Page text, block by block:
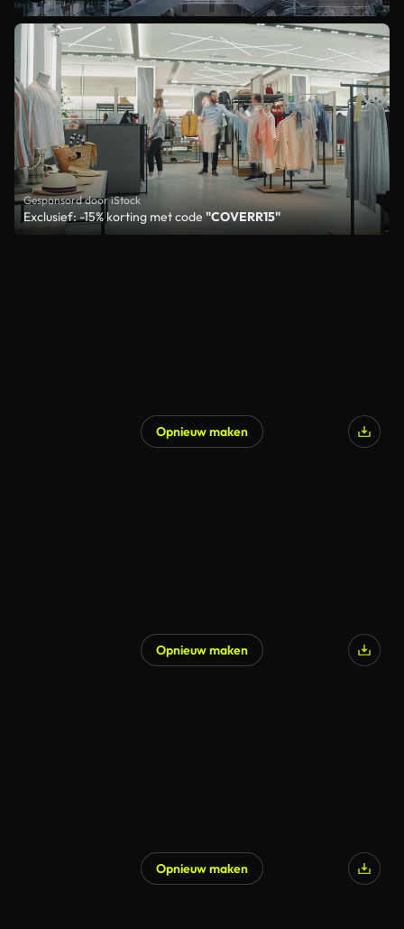
Gesponsord door iStock
Exclusief: -15% korting met code "COVERR15"
Opnieuw maken
Opnieuw maken
Opnieuw maken